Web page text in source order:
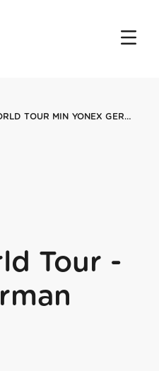
BWF WORLD TOUR MIN YONEX GERMAN OPEN 01032015 MULHEIM AN DER RUHR
Tour -